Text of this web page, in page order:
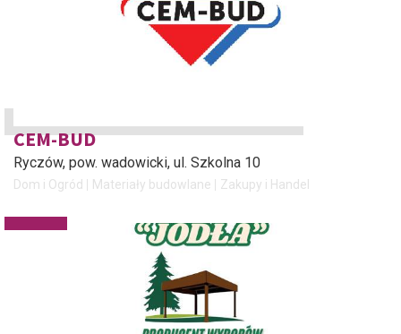
CEM-BUD
Ryczów, pow. wadowicki, ul. Szkolna 10
Dom i Ogród Materiały budowlane Zakupy i Handel